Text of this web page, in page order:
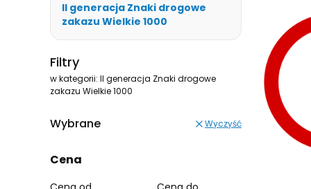
II generacja Znaki drogowe
zakazu Wielkie 1000
Koniec menu
Filtry
w kategorii: II generacja Znaki drogowe
zakazu Wielkie 1000
Wybrane Wyczyść
Cena